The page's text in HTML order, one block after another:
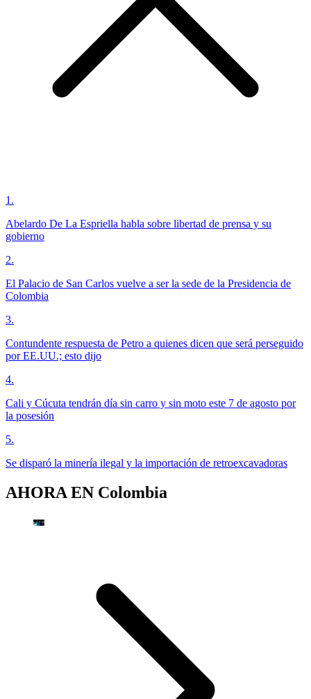
1 .
Abelardo De La Espriella habla sobre libertad de prensa y su
gobierno
2.
El Palacio de San Carlos vuelve a ser la sede de la Presidencia de
Colombia
3.
Contundente respuesta de Petro a quienes dicen que será perseguido
por EE.UU.; esto dijo
4.
Cali y Cúcuta tendrán día sin carro y sin moto este 7 de agosto por
la posesión
5.
Se disparó la minería ilegal y la importación de retroexcavadoras
AHORA EN Colombia